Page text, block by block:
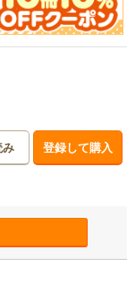
み 登録して購入